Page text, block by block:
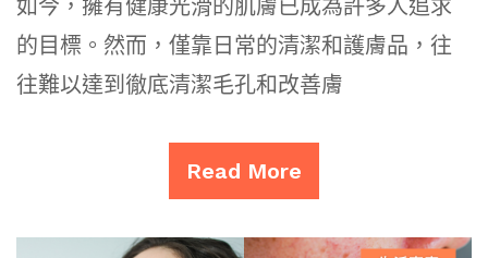
如今，擁有健康光滑的肌膚已成為許多人追求
的目標。然而，僅靠日常的清潔和護膚品，往
往難以達到徹底清潔毛孔和改善膚
Read More